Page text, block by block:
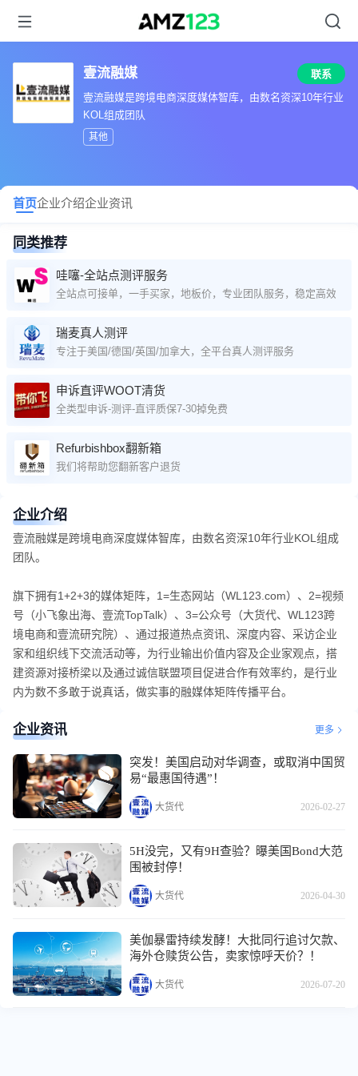
壹流融媒
联系
壹流融媒是跨境电商深度媒体智库，由数名资深10年行业
KOL组成团队
其他
首页企业介绍企业资讯
同类推荐
哇噻-全站点测评服务
全站点可接单，一手买家，地板价，专业团队服务，稳定高效
瑞麦真人测评
专注于美国/德国/英国/加拿大，全平台真人测评服务
申诉直评WOOT清货
全类型申诉-测评-直评质保7-30掉免费
Refurbishbox翻新箱
我们将帮助您翻新客户退货
企业介绍
壹流融媒是跨境电商深度媒体智库，由数名资深10年行业KOL组成
团队。
旗下拥有1+2+3的媒体矩阵，1=生态网站（WL123.com）、2=视频
号（小飞象出海、壹流TopTalk）、3=公众号（大货代、WL123跨
境电商和壹流研究院）、通过报道热点资讯、深度内容、采访企业
家和组织线下交流活动等，为行业输出价值内容及企业家观点，搭
建资源对接桥梁以及通过诚信联盟项目促进合作有效率约，是行业
内为数不多敢于说真话，做实事的融媒体矩阵传播平台。
企业资讯 更多
突发！美国启动对华调查，或取消中国贸
易“最惠国待遇”！
大货代 2026-02-27
5H没完，又有9H查验？曝美国Bond大范
围被封停！
大货代 2026-04-30
美伽暴雷持续发酵！大批同行追讨欠款、
海外仓赎货公告，卖家惊呼天价？！
大货代 2026-07-20